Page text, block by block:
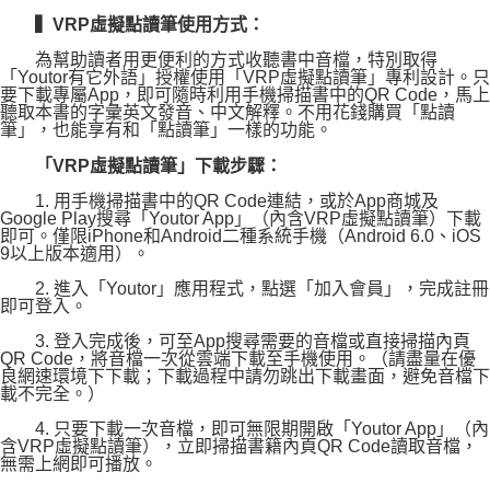
▍VRP虛擬點讀筆使用方式：
為幫助讀者用更便利的方式收聽書中音檔，特別取得
「Youtor有它外語」授權使用「VRP虛擬點讀筆」專利設計。只
要下載專屬App，即可隨時利用手機掃描書中的QR Code，馬上
聽取本書的字彙英文發音、中文解釋。不用花錢購買「點讀
筆」，也能享有和「點讀筆」一樣的功能。
「VRP虛擬點讀筆」下載步驟：
1. 用手機掃描書中的QR Code連結，或於App商城及
Google Play搜尋「Youtor App」（內含VRP虛擬點讀筆）下載
即可。僅限iPhone和Android二種系統手機（Android 6.0、iOS
9以上版本適用）。
2. 進入「Youtor」應用程式，點選「加入會員」，完成註冊
即可登入。
3. 登入完成後，可至App搜尋需要的音檔或直接掃描內頁
QR Code，將音檔一次從雲端下載至手機使用。（請盡量在優
良網速環境下下載；下載過程中請勿跳出下載畫面，避免音檔下
載不完全。）
4. 只要下載一次音檔，即可無限期開啟「Youtor App」（內
含VRP虛擬點讀筆），立即掃描書籍內頁QR Code讀取音檔，
無需上網即可播放。